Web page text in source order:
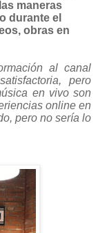
maneras
durante el
obras en
al canal
pero
en vivo son
online en
pero no sería lo